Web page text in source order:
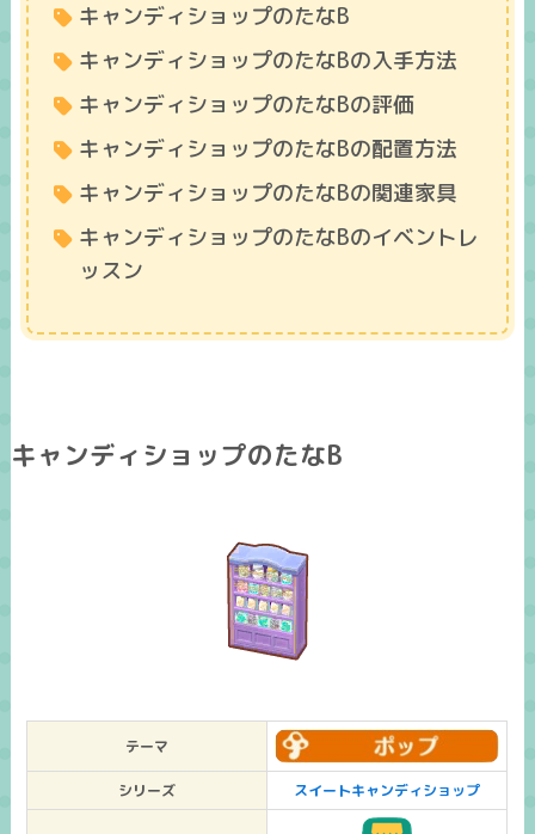
キャンディショップのたなB
キャンディショップのたなBの入手方法
キャンディショップのたなBの評価
キャンディショップのたなBの配置方法
キャンディショップのたなBの関連家具
キャンディショップのたなBのイベントレ
ッスン
キャンディショップのたなB
テーマ
シリーズ スイートキャンディショップ